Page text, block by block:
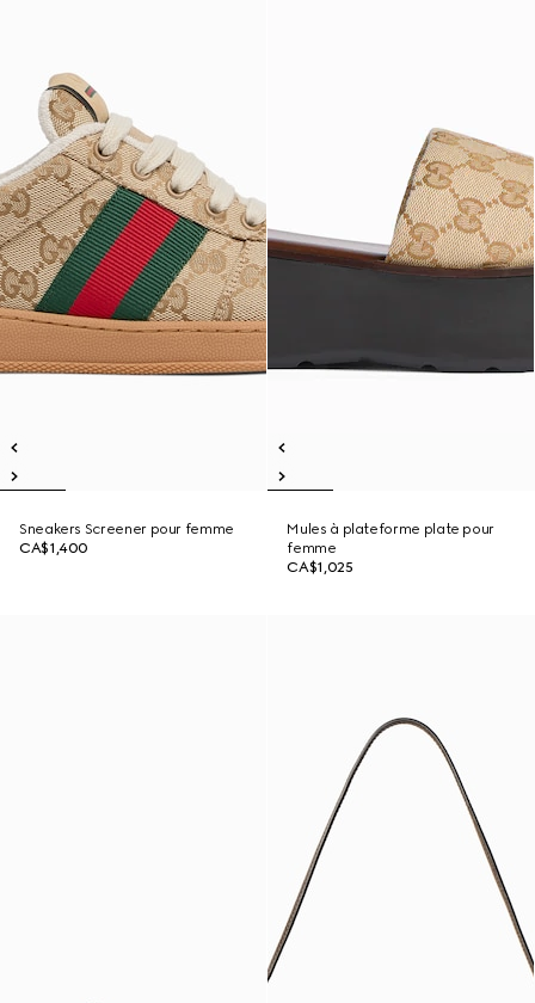
Sneakers Screener pour femme
CA$1,400
Mules à plateforme plate pour
femme
CA$1,025